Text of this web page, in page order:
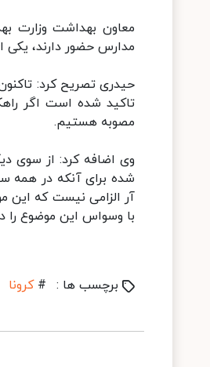
معاون بهداشت وزارت
مدارس حضور دارند،
حیدری تصریح کرد:
تاکید شده است اگر
مصوبه هستیم.
وی اضافه کرد: از سوی
شده برای آنکه در همه
آر الزامی نیست که این
با وسواس این موضوع را
برچسب ها : # کرونا